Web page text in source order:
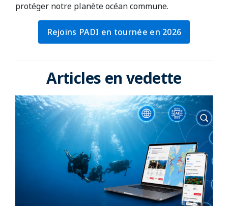
protéger notre planète océan commune.
Rejoins PADI en tournée en 2026
Articles en vedette